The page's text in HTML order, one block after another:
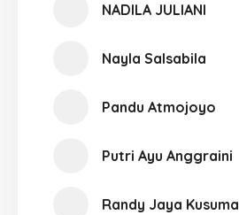
NADILA JULIANI
Nayla Salsabila
Pandu Atmojoyo
Putri Ayu Anggraini
Randy Jaya Kusuma